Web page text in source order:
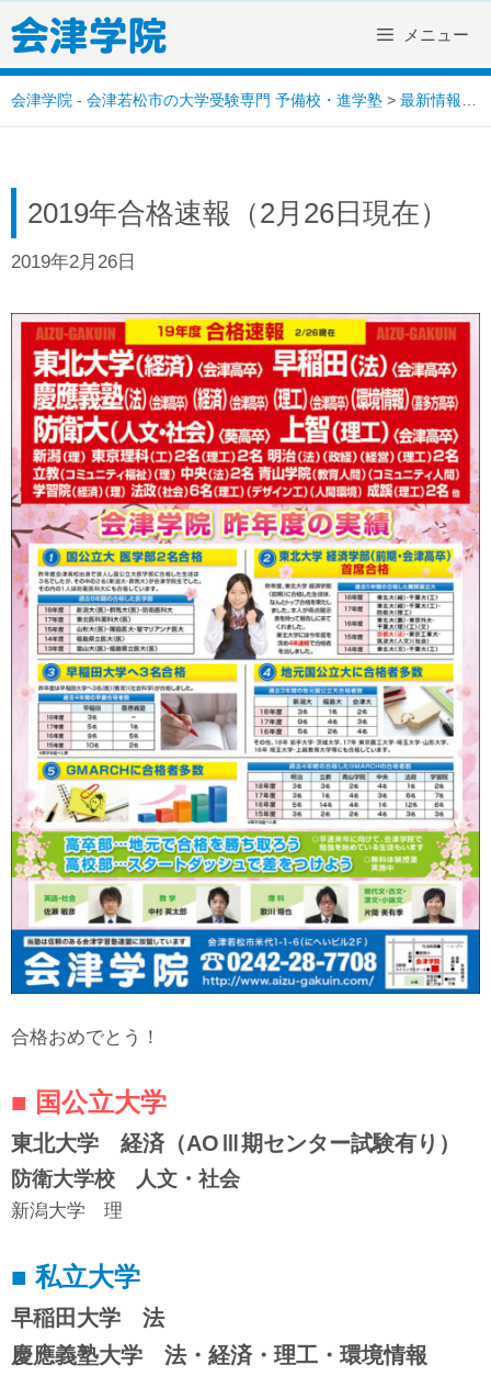
Skip
to
content
メニュー
会津学院 - 会津若松市の大学受験専門 予備校・進学塾 > 最新情報 >
2019年合格速報（2月26日現在）
2019年2月26日
合格おめでとう！
■ 国公立大学
東北大学 経済（AOⅢ期センター試験有り）
防衛大学校 人文・社会
新潟大学 理
■ 私立大学
早稲田大学 法
慶應義塾大学 法・経済・理工・環境情報